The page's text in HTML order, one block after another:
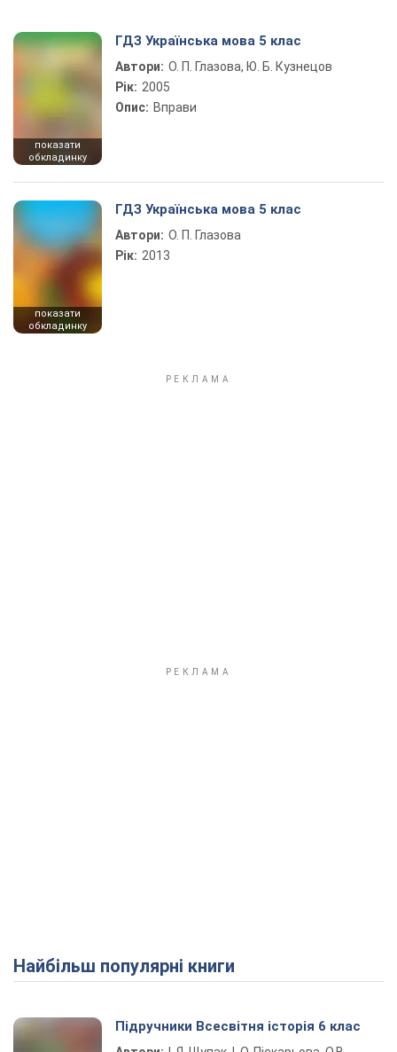
показати
обкладинку
ГДЗ Українська мова 5 клас
Автори: О. П. Глазова, Ю. Б. Кузнецов
Рік: 2005
Опис: Вправи
показати
обкладинку
ГДЗ Українська мова 5 клас
Автори: О. П. Глазова
Рік: 2013
Найбільш популярні книги
Підручники Всесвітня історія 6 клас